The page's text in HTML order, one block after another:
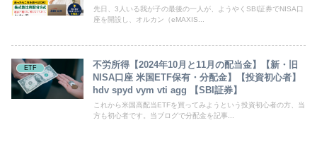
先日、3人いる我が子の最後の一人が、ようやくSBI証券でNISA口
座を開設し、オルカン（eMAXIS...
ETF
不労所得【2024年10月と11月の配当金】【新・旧
NISA口座 米国ETF保有・分配金】【投資初心者】
hdv spyd vym vti agg 【SBI証券】
これから米国高配当ETFを買ってみようという投資初心者の方、当
方も初心者です。当ブログで分配金を記事...